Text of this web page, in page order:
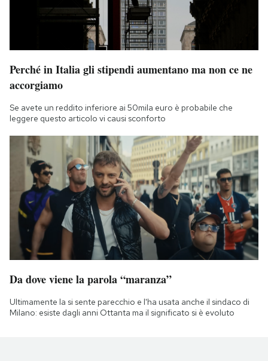
Perché in Italia gli stipendi aumentano ma non ce ne
accorgiamo
Se avete un reddito inferiore ai 50mila euro è probabile che
leggere questo articolo vi causi sconforto
Da dove viene la parola “maranza”
Ultimamente la si sente parecchio e l'ha usata anche il sindaco di
Milano: esiste dagli anni Ottanta ma il significato si è evoluto